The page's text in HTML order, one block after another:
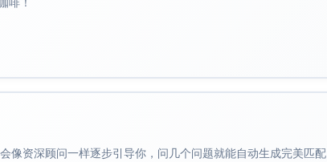
像资深顾问一样逐步引导你，问几个问题就能自动生成完美匹配